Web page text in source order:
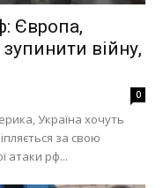
Європа,
війну,
0
Україна хочуть
за свою
атаки рф...